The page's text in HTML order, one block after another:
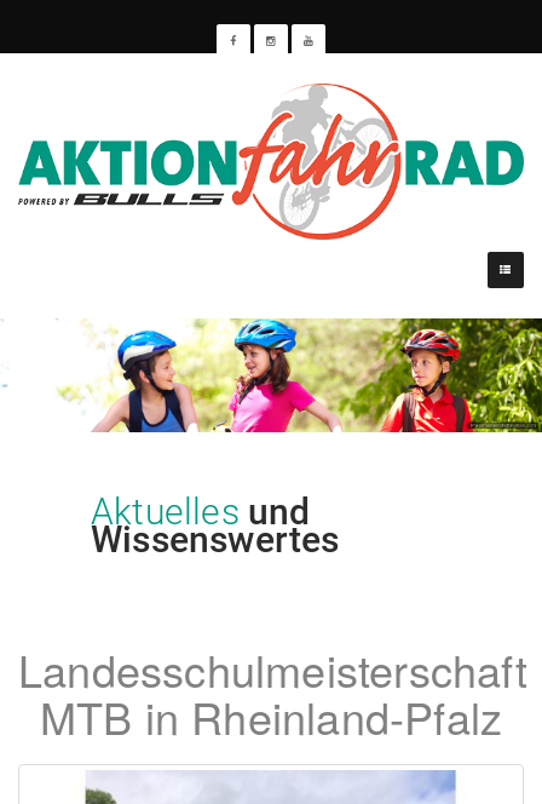
Aktuelles und
Wissenswertes
Landesschulmeisterschaft
MTB in Rheinland-Pfalz